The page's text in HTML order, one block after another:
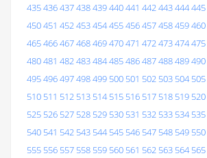
435436437438439440441 442443444445
450451 452453454455456457458459460
465466467468469470471 472473474475
480481 482483484485486487488489490
495496497498499 500 501 502 503 504 505
510 511 512 513 514 515 516 517 518 519 520
525 526 527 528 529 530 531 532 533 534 535
540 541 542 543 544 545 546 547 548 549 550
555 556 557 558 559 560 561 562 563 564 565